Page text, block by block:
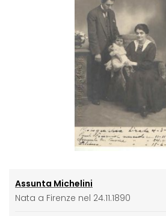
Assunta Michelini
Nata a Firenze nel 24.11.1890